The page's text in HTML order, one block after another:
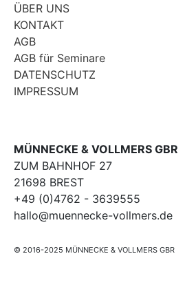
ÜBER UNS
KONTAKT
AGB
AGB für Seminare
DATENSCHUTZ
IMPRESSUM
MÜNNECKE & VOLLMERS GBR
ZUM BAHNHOF 27
21698 BREST
+49 (0)4762 - 3639555
hallo@muennecke-vollmers.de
© 2016-2025 MÜNNECKE & VOLLMERS GBR